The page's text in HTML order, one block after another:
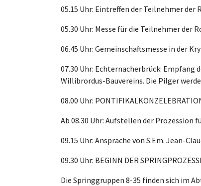
05.15 Uhr: Eintreffen der Teilnehmer
05.30 Uhr: Messe für die Teilnehmer der
06.45 Uhr: Gemeinschaftsmesse in der
07.30 Uhr: Echternacherbrück: Empfang
Willibrordus-Bauvereins. Die Pilger
08.00 Uhr:
Ab 08.30 Uhr: Aufstellen der Prozession
09.15 Uhr: Ansprache von S.Em. Jean-
09.30 Uhr: BEGINN DER
Die Springgruppen 8-35 finden sich im